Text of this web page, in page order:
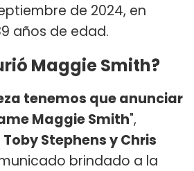
de 2024, en
años de edad.
Maggie Smith?
tenemos que anunciar
Maggie Smith",
Toby Stephens y Chris
brindado a la